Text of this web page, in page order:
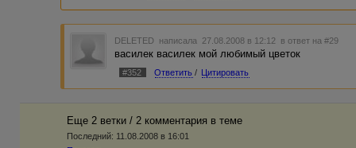
DELETED написала 27.08.2008 в 12:12 в ответ на #29
василек василек мой любимый цветок
#352 Ответить / Цитировать
Еще 2 ветки / 2 комментария в темe
Последний: 11.08.2008 в 16:01